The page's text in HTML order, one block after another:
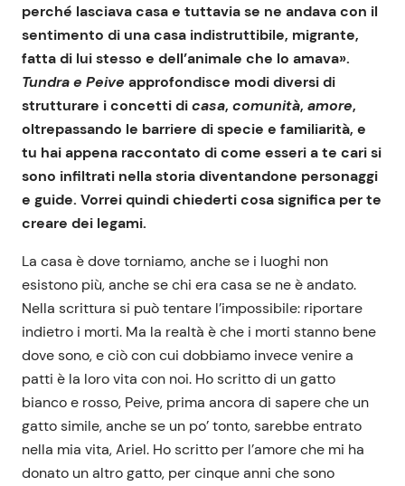
perché lasciava casa e tuttavia se ne andava con il
sentimento di una casa indistruttibile, migrante,
fatta di lui stesso e dell’animale che lo amava».
Tundra e Peive approfondisce modi diversi di
strutturare i concetti dicasa, comunità, amore,
oltrepassando le barriere di specie e familiarità, e
tu hai appena raccontato di come esseri a te cari si
sono infiltrati nella storia diventandone personaggi
e guide. Vorrei quindi chiederti cosa significa per te
creare dei legami.
La casa è dove torniamo, anche se i luoghi non
esistono più, anche se chi era casa se ne è andato.
Nella scrittura si può tentare l’impossibile: riportare
indietro i morti. Ma la realtà è che i morti stanno bene
dove sono, e ciò con cui dobbiamo invece venire a
patti è la loro vita con noi. Ho scritto di un gatto
bianco e rosso, Peive, prima ancora di sapere che un
gatto simile, anche se un po’ tonto, sarebbe entrato
nella mia vita, Ariel. Ho scritto per l’amore che mi ha
donato un altro gatto, per cinque anni che sono